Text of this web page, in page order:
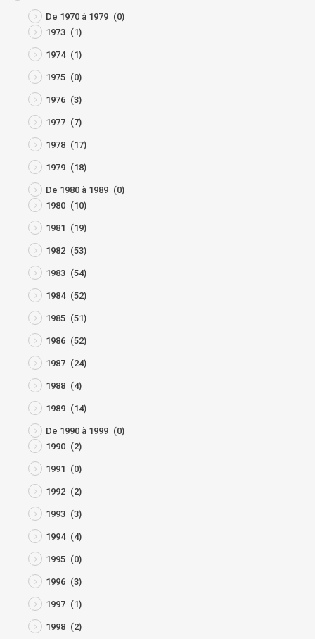
De 1970 à 1979 (0)
1973 (1)
1974 (1)
1975 (0)
1976 (3)
1977 (7)
1978 (17)
1979 (18)
De 1980 à 1989 (0)
1980 (10)
1981 (19)
1982 (53)
1983 (54)
1984 (52)
1985 (51)
1986 (52)
1987 (24)
1988 (4)
1989 (14)
De 1990 à 1999 (0)
1990 (2)
1991 (0)
1992 (2)
1993 (3)
1994 (4)
1995 (0)
1996 (3)
1997 (1)
1998 (2)